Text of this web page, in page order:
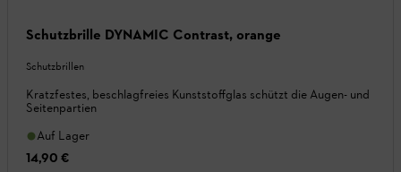
Schutzbrille DYNAMIC Contrast, orange
Schutzbrillen
Kratzfestes, beschlagfreies Kunststoffglas schützt die Augen- und
Seitenpartien
Auf Lager
14,90 €